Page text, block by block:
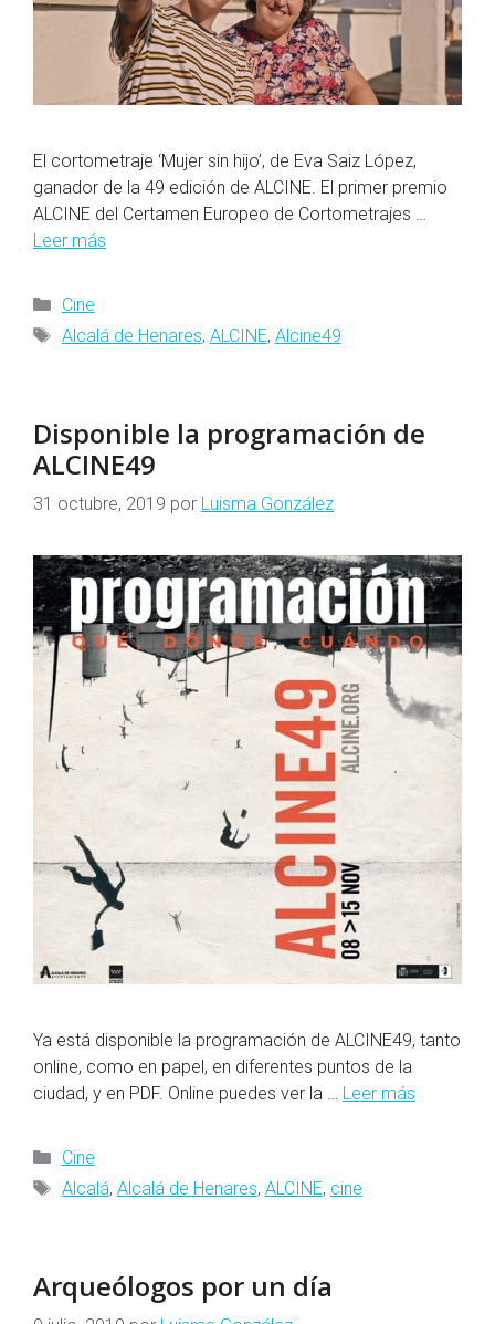
El cortometraje ‘Mujer sin hijo’, de Eva Saiz López,
ganador de la 49 edición de ALCINE. El primer premio
ALCINE del Certamen Europeo de Cortometrajes …
Leer más
Categorías
Cine
Etiquetas
Alcalá de Henares, ALCINE, Alcine49
Disponible la programación de
ALCINE49
31 octubre, 2019 por Luisma González
Ya está disponible la programación de ALCINE49, tanto
online, como en papel, en diferentes puntos de la
ciudad, y en PDF. Online puedes ver la … Leer más
Categorías
Cine
Etiquetas
Alcalá, Alcalá de Henares, ALCINE, cine
Arqueólogos por un día